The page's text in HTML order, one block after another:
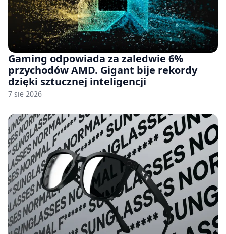
Gaming odpowiada za zaledwie 6%
przychodów AMD. Gigant bije rekordy
dzięki sztucznej inteligencji
7 sie 2026